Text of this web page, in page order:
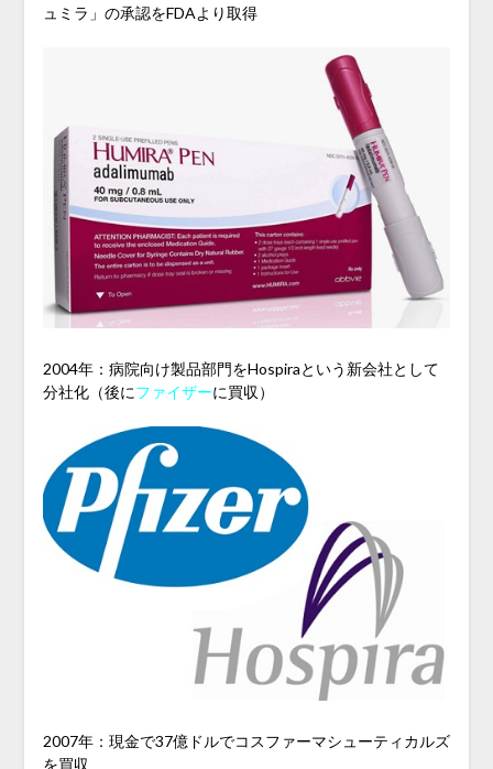
ュミラ」の承認をFDAより取得
2004年：病院向け製品部門をHospiraという新会社として
分社化（後にファイザーに買収）
2007年：現金で37億ドルでコスファーマシューティカルズ
を買収